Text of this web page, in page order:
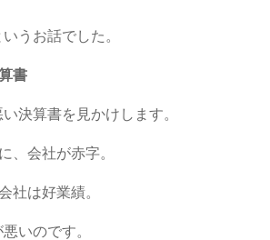
うお話でした。
書
決算書を見かけします。
、会社が赤字。
社は好業績。
いのです。